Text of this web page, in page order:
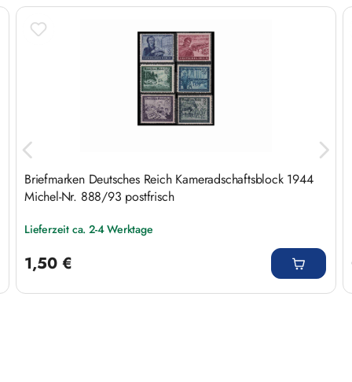
Produktgalerie überspringen
Briefmarken Deutsches Reich Kameradschaftsblock 1944
Michel-Nr. 888/93 postfrisch
Lieferzeit ca. 2-4 Werktage
1,50 €